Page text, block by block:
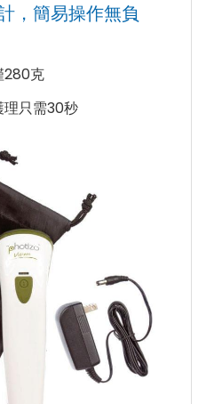
，簡易操作無負
280克
理只需30秒